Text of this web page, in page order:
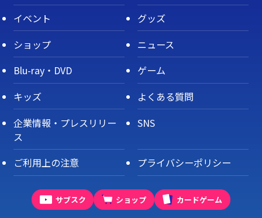
イベント
グッズ
ショップ
ニュース
Blu-ray・DVD
ゲーム
キッズ
よくある質問
企業情報・プレスリリー
ス
SNS
ご利用上の注意 プライバシーポリシー
サブスク ショップ カードゲーム